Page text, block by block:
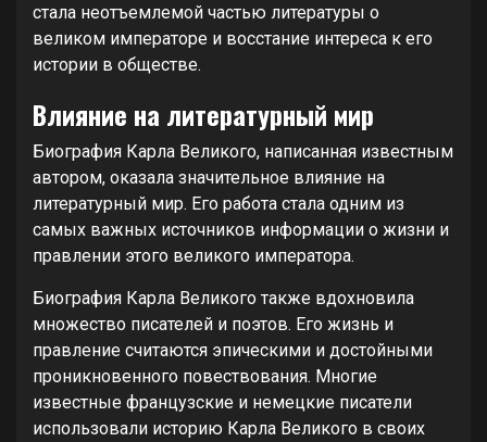
стала неотъемлемой частью литературы о
великом императоре и восстание интереса к его
истории в обществе.
Влияние на литературный мир
Биография Карла Великого, написанная известным
автором, оказала значительное влияние на
литературный мир. Его работа стала одним из
самых важных источников информации о жизни и
правлении этого великого императора.
Биография Карла Великого также вдохновила
множество писателей и поэтов. Его жизнь и
правление считаются эпическими и достойными
проникновенного повествования. Многие
известные французские и немецкие писатели
использовали историю Карла Великого в своих